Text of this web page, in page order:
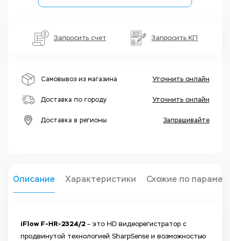
Запросить счет Запросить КП
Самовывоз из магазина Уточнить онлайн
Доставка по городу Уточнить онлайн
Доставка в регионы Запрашивайте
Описание Характеристики Схожие по
iFlow F-HR-2324/2 – это HD видеорегистратор с
продвинутой технологией SharpSense и возможностью